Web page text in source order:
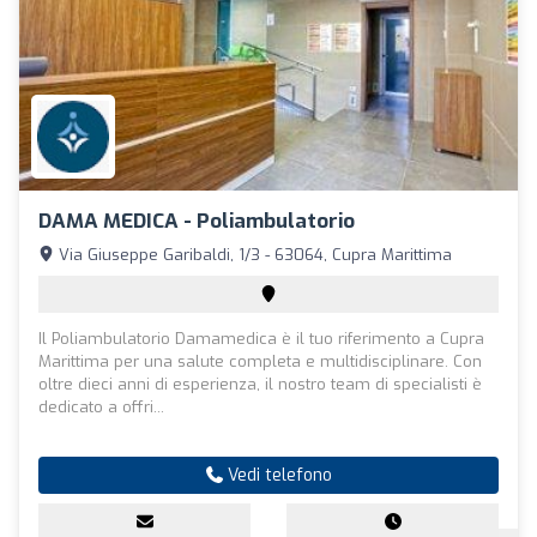
DAMA MEDICA - Poliambulatorio
Via Giuseppe Garibaldi, 1/3 - 63064, Cupra Marittima
Il Poliambulatorio Damamedica è il tuo riferimento a Cupra
Marittima per una salute completa e multidisciplinare. Con
oltre dieci anni di esperienza, il nostro team di specialisti è
dedicato a offri...
Vedi telefono